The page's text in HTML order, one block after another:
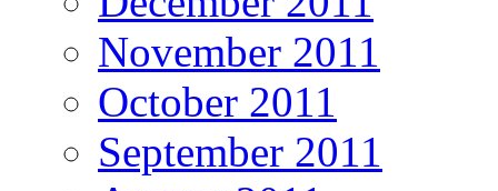
November 2011
October 2011
September 2011